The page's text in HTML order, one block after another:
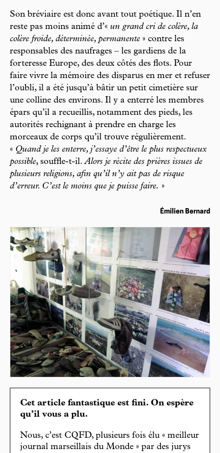
Son bréviaire est donc avant tout poétique. Il n’en
reste pas moins animé d’« un grand cri de colère, la
colère froide, déterminée, permanente » contre les
responsables des naufrages – les gardiens de la
forteresse Europe, des deux côtés des flots. Pour
faire vivre la mémoire des disparus en mer et refuser
l’oubli, il a été jusqu’à bâtir un petit cimetière sur
une colline des environs. Il y a enterré les membres
épars qu’il a recueillis, notamment des pieds, les
autorités rechignant à prendre en charge les
morceaux de corps qu’il trouve régulièrement.
« Quand je les enterre, j’essaye d’être le plus respectueux
possible, souffle-t-il. Alors je récite des prières issues de
plusieurs religions, afin qu’il n’y ait pas de risque
d’erreur. C’est le moins que je puisse faire. »
Émilien Bernard
Cet article fantastique est fini. On espère
qu’il vous a plu.
Nous, c’est CQFD, plusieurs fois élu « meilleur
journal marseillais du Monde » par des jurys